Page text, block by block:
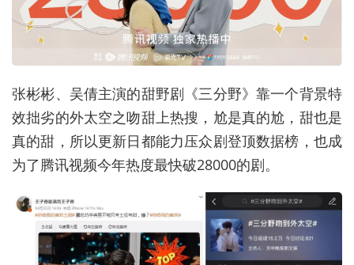
张彬彬、吴倩主演的甜野剧《三分野》靠一个背景特
效拙劣的外太空之吻甜上热搜，尬是真的尬，甜也是
真的甜，所以更新日都能力压众剧登顶数据榜，也成
为了腾讯视频今年热度最快破28000的剧。